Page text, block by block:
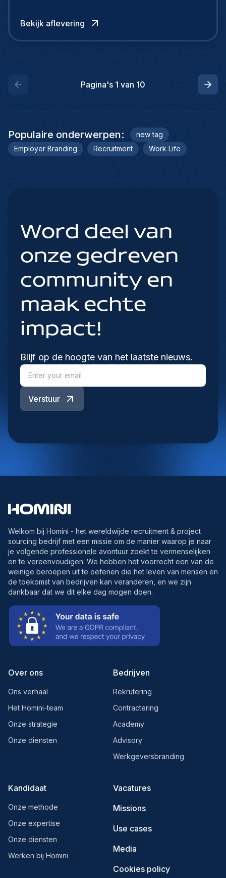
personnalisée au cœur du bien-être.
Bekijk aflevering
Pagina's 1 van 10
Populaire onderwerpen:
new tag
Employer Branding
Recruitment Work Life
Word deel van
onze gedreven
community en
maak echte
impact!
Blijf op de hoogte van het laatste nieuws.
Verstuur
Welkom bij Homini - het wereldwijde recruitment & project
sourcing bedrijf met een missie om de manier waarop je naar
je volgende professionele avontuur zoekt te vermenselijken
en te vereenvoudigen. We hebben het voorrecht een van de
weinige beroepen uit te oefenen die het leven van mensen en
de toekomst van bedrijven kan veranderen, en we zijn
dankbaar dat we dit elke dag mogen doen.
Over ons
Ons verhaal
Het Homini-team
Onze strategie
Onze diensten
Bedrijven
Rekrutering
Contractering
Academy
Advisory
Werkgeversbranding
Kandidaat
Onze methode
Onze expertise
Onze diensten
Werken bij Homini
Vacatures
Missions
Use cases
Media
Cookies policy